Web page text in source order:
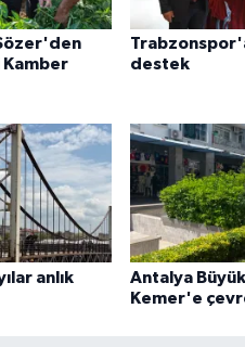
destek
anlık
Antalya
Kemer'e